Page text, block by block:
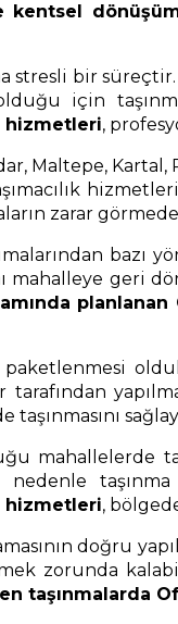
kentsel
stresli bir
için
hizmetleri,
Maltepe,
zarar
mahalleye geri
paketlenmesi
taşınmasını
mahallelerde
nedenle
hizmetleri,
doğru
zorunda
taşınmalarda